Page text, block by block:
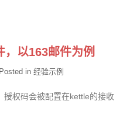
以163邮件为例
Posted in 经验示例
权码会被配置在kettle的接收